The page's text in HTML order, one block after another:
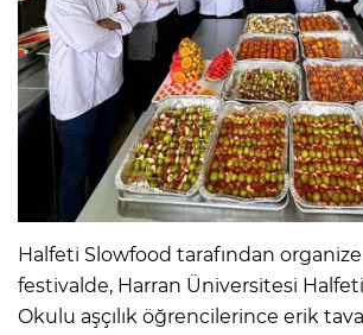
Halfeti Slowfood tarafından
festivalde, Harran Üniversitesi
Okulu aşçılık öğrencilerince erik